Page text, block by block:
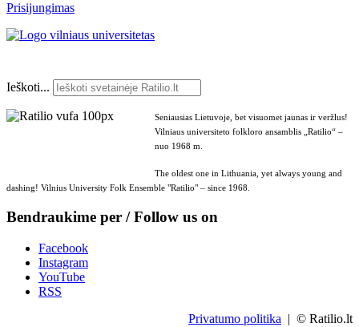
Prisijungimas
Ieškoti...
Seniausias Lietuvoje, bet visuomet jaunas ir veržlus!
Vilniaus universiteto folkloro ansamblis „Ratilio“ –
nuo 1968 m.
The oldest one in Lithuania, yet always young and
dashing! Vilnius University Folk Ensemble "Ratilio" – since 1968.
Bendraukime per / Follow us on
Facebook
Instagram
YouTube
RSS
Privatumo politika | © Ratilio.lt